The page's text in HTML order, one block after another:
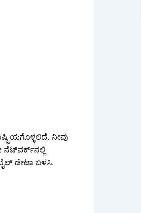
ನೀವು
ನೆಟ್‌ವರ್ಕ್‌ನಲ್ಲಿ
ಡೇಟಾ ಬಳಸಿ.